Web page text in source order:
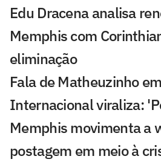
Edu Dracena analisa
Memphis com
eliminação
Fala de Matheuzinho
Internacional viraliza:
Memphis movimenta a
postagem em meio à